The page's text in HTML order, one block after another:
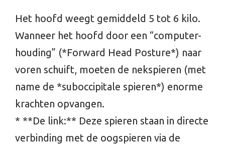
Het hoofd weegt gemiddeld 5 tot 6 kilo.
Wanneer het hoofd door een “computer-
houding” (*Forward Head Posture*) naar
voren schuift, moeten de nekspieren (met
name de *suboccipitale spieren*) enorme
krachten opvangen.
* **De link:** Deze spieren staan in directe
verbinding met de oogspieren via de